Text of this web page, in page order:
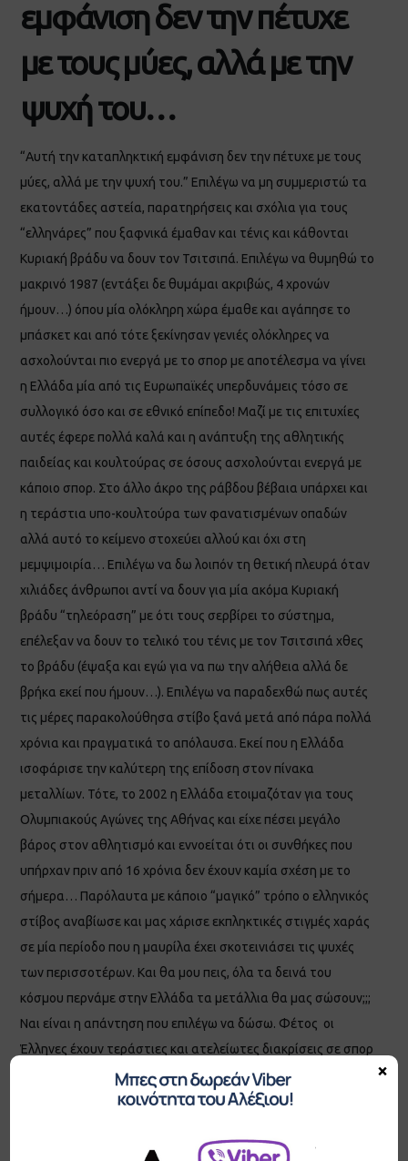
εμφάνιση δεν την πέτυχε
με τους μύες, αλλά με την
ψυχή του…
“Αυτή την καταπληκτική εμφάνιση δεν την πέτυχε με τους
μύες, αλλά με την ψυχή του.” Επιλέγω να μη συμμεριστώ τα
εκατοντάδες αστεία, παρατηρήσεις και σχόλια για τους
“ελληνάρες” που ξαφνικά έμαθαν και τένις και κάθονται
Κυριακή βράδυ να δουν τον Τσιτσιπά. Επιλέγω να θυμηθώ το
μακρινό 1987 (εντάξει δε θυμάμαι ακριβώς, 4 χρονών
ήμουν…) όπου μία ολόκληρη χώρα έμαθε και αγάπησε το
μπάσκετ και από τότε ξεκίνησαν γενιές ολόκληρες να
ασχολούνται πιο ενεργά με το σπορ με αποτέλεσμα να γίνει
η Ελλάδα μία από τις Ευρωπαϊκές υπερδυνάμεις τόσο σε
συλλογικό όσο και σε εθνικό επίπεδο! Μαζί με τις επιτυχίες
αυτές έφερε πολλά καλά και η ανάπτυξη της αθλητικής
παιδείας και κουλτούρας σε όσους ασχολούνται ενεργά με
κάποιο σπορ. Στο άλλο άκρο της ράβδου βέβαια υπάρχει και
η τεράστια υπο-κουλτούρα των φανατισμένων οπαδών
αλλά αυτό το κείμενο στοχεύει αλλού και όχι στη
μεμψιμοιρία… Επιλέγω να δω λοιπόν τη θετική πλευρά όταν
χιλιάδες άνθρωποι αντί να δουν για μία ακόμα Κυριακή
βράδυ “τηλεόραση” με ότι τους σερβίρει το σύστημα,
επέλεξαν να δουν το τελικό του τένις με τον Τσιτσιπά χθες
το βράδυ (έψαξα και εγώ για να πω την αλήθεια αλλά δε
βρήκα εκεί που ήμουν…). Επιλέγω να παραδεχθώ πως αυτές
τις μέρες παρακολούθησα στίβο ξανά μετά από πάρα πολλά
χρόνια και πραγματικά το απόλαυσα. Εκεί που η Ελλάδα
ισοφάρισε την καλύτερη της επίδοση στον πίνακα
μεταλλίων. Τότε, το 2002 η Ελλάδα ετοιμαζόταν για τους
Ολυμπιακούς Αγώνες της Αθήνας και είχε πέσει μεγάλο
βάρος στον αθλητισμό και εννοείται ότι οι συνθήκες που
υπήρχαν πριν από 16 χρόνια δεν έχουν καμία σχέση με το
σήμερα… Παρόλαυτα με κάποιο “μαγικό” τρόπο ο ελληνικός
στίβος αναβίωσε και μας χάρισε εκπληκτικές στιγμές χαράς
σε μία περίοδο που η μαυρίλα έχει σκοτεινιάσει τις ψυχές
των περισσοτέρων. Και θα μου πεις, όλα τα δεινά του
κόσμου περνάμε στην Ελλάδα τα μετάλλια θα μας σώσουν;;;
Ναι είναι η απάντηση που επιλέγω να δώσω. Φέτος οι
Έλληνες έχουν τεράστιες και ατελείωτες διακρίσεις σε σπορ
που ελάχιστοι παρακολουθούν, σε κολύμβηση, κωπηλασία,
τένις, beach handball, beach volley και πολλά ακόμα
βιώματα και γνώση από το beach volley όπου το ανερχόμενο
×